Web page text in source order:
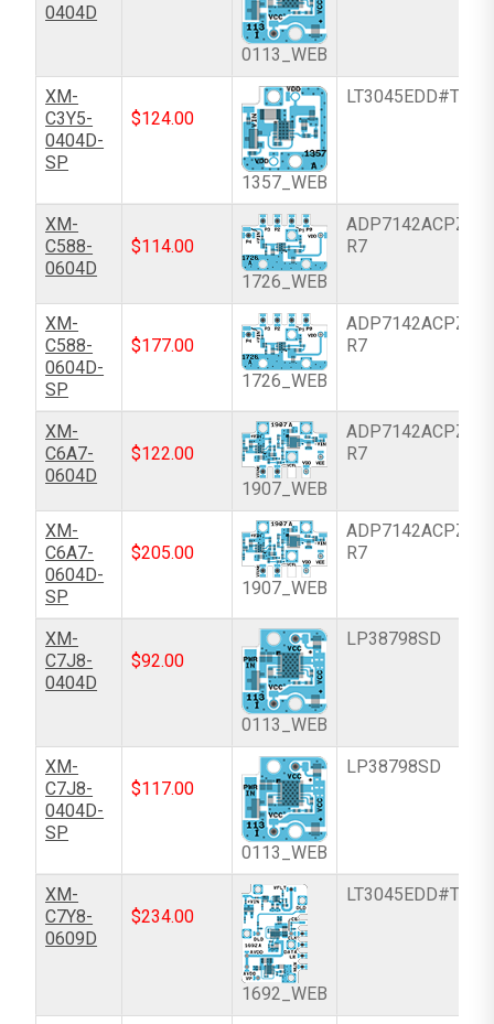
0404D
0113_WEB
XM-
C3Y5-
0404D-
SP
$124.00
1357_WEB
XM-
C588-
0604D
$114.00
1726_WEB
ADP7142ACPZN-
R7
XM-
C588-
0604D-
SP
$177.00
1726_WEB
ADP7142ACPZN-
R7
XM-
C6A7-
0604D
$122.00
1907_WEB
ADP7142ACPZN-
R7
XM-
C6A7-
0604D-
SP
$205.00
1907_WEB
ADP7142ACPZN-
R7
XM-
C7J8-
0404D
$92.00
0113_WEB
LP38798SD
XM-
C7J8-
0404D-
SP
$117.00
0113_WEB
LP38798SD
XM-
C7Y8-
0609D
$234.00
1692_WEB